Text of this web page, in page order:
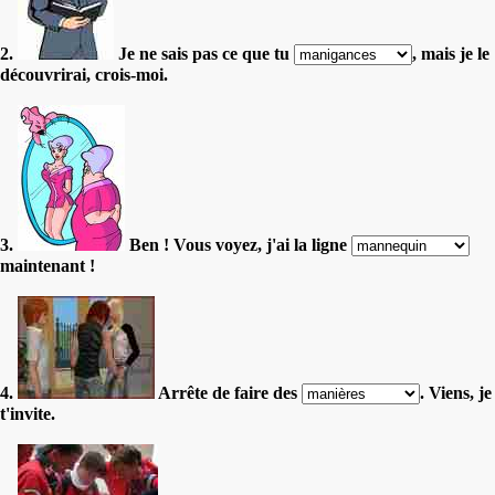
2. Je ne sais pas ce que tu
, mais je le
découvrirai, crois-moi.
3.
Ben ! Vous voyez, j'ai la ligne
maintenant !
4. Arrête de faire des
. Viens, je
t'invite.